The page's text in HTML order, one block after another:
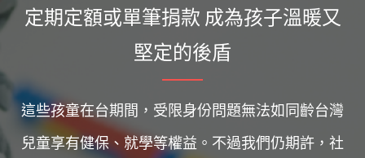
定期定額或單筆捐款 成為孩子溫暖又
堅定的後盾
這些孩童在台期間，受限身份問題無法如同齡台灣
兒童享有健保、就學等權益。不過我們仍期許，社